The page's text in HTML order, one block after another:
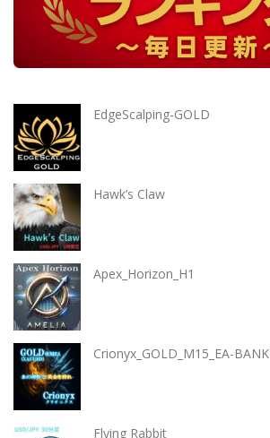
EdgeScalping-GOLD
Hawk’s Claw
Apex_Horizon_H1
Crionyx_GOLD_M15_EA-BANK
Flying Rabbit